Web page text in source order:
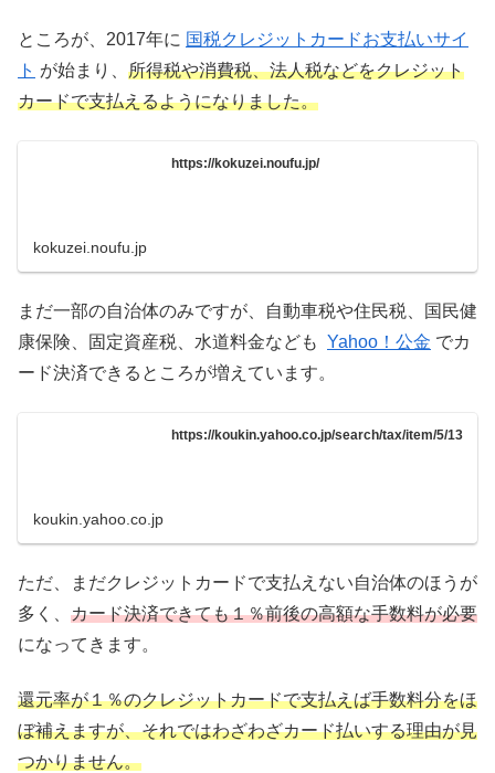
ところが、2017年に 国税クレジットカードお支払いサイ
ト が始まり、 所得税や消費税、法人税などをクレジット
カードで支払えるようになりました。
https://kokuzei.noufu.jp/
kokuzei.noufu.jp
まだ一部の自治体のみですが、自動車税や住民税、国民健
康保険、固定資産税、水道料金なども Yahoo！公金 でカ
ード決済できるところが増えています。
https://koukin.yahoo.co.jp/search/tax/item/5/13
koukin.yahoo.co.jp
ただ、まだクレジットカードで支払えない自治体のほうが
多く、 カード決済できても１％前後の高額な手数料が必要
になってきます。
還元率が１％のクレジットカードで支払えば手数料分をほ
ぼ補えますが、それではわざわざカード払いする理由が見
つかりません。